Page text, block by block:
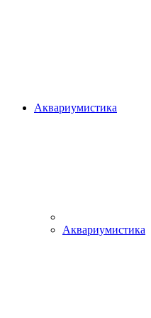
Аквариумистика
Аквариумистика